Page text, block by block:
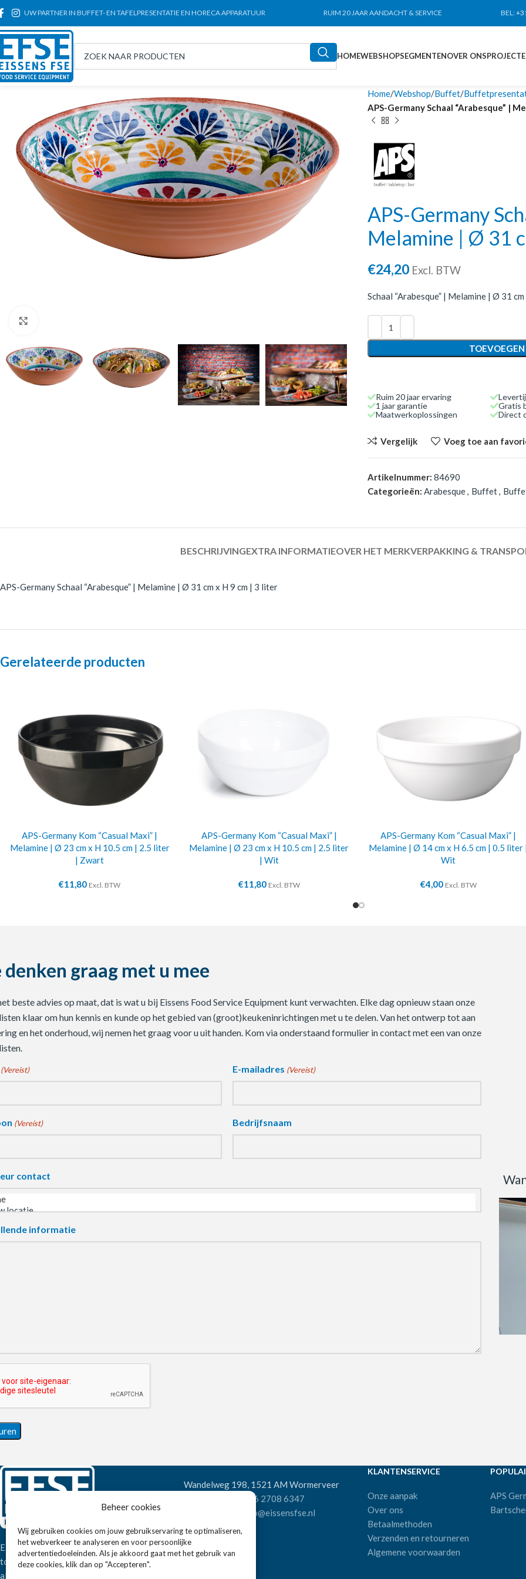
Beheer cookies
Wij gebruiken cookies om jouw gebruikservaring te optimaliseren,
het webverkeer te analyseren en voor persoonlijke
advertentiedoeleinden. Als je akkoord gaat met het gebruik van
deze cookies, klik dan op "Accepteren".
UW PARTNER IN BUFFET- EN TAFELPRESENTATIE EN HORECA APPARATUUR RUIM 20 JAAR AANDACHT & SERVICE BEL:
HOMEWEBSHOPSEGMENTENOVER ONS
Home Webshop Buffet
APS-Germany Schaal “Arabesque” |
APS-Germany
Melamine | Ø 31
€24,20 Excl. BTW
Schaal “Arabesque” | Melamine | Ø 31
Ruim 20 jaar ervaring
1 jaar garantie
Maatwerkoplossingen
Gratis
Direct
Vergelijk Voeg toe aan
Artikelnummer: 84690
Categorieën: Arabesque, Buffet,
BESCHRIJVINGEXTRA INFORMATIEOVER HET MERKVERPAKKING &
APS-Germany Schaal “Arabesque” | Melamine | Ø 31 cm x H 9 cm | 3 liter
Gerelateerde producten
APS-Germany Kom “Casual Maxi” |
Melamine | Ø 23 cm x H 10.5 cm | 2.5 liter
| Zwart
€11,80 Excl. BTW
APS-Germany Kom “Casual Maxi” |
Melamine | Ø 23 cm x H 10.5 cm | 2.5 liter
| Wit
€11,80 Excl. BTW
APS-Germany Kom “Casual Maxi” |
Melamine | Ø 14 cm x H 6.5 cm | 0.5 liter
Wit
€4,00 Excl. BTW
denken graag met u mee
beste advies op maat, dat is wat u bij Eissens Food Service Equipment kunt verwachten. Elke dag opnieuw staan onze
klaar om hun kennis en kunde op het gebied van (groot)keukeninrichtingen met u te delen. Van het ontwerp tot aan
en het onderhoud, wij nemen het graag voor u uit handen. Kom via onderstaand formulier in contact met een van onze
(Vereist) E-mailadres (Vereist)
(Vereist) Bedrijfsnaam
contact
informatie
Eissens FSE is een horeca
totaalleverancier. U vindt bij ons niet
alleen inspiratie maar ook een breed
Wandelweg 198, 1521 AM Wormerveer
+31 6 2708 6347
verkoop@eissensfse.nl
KLANTENSERVICE
Onze aanpak
Over ons
Betaalmethoden
Verzenden en retourneren
Algemene voorwaarden
APS